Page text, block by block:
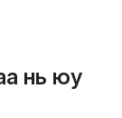
нь юу